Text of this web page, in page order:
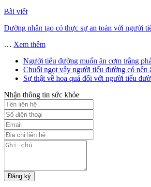
Bài viết
Đường nhân tạo có thực sự an toàn với người
… Xem thêm
Người tiểu đường muốn ăn cơm trắng
Chuối ngọt vậy người tiểu đường có nên
Sự thật về hoa quả đối với người tiểu
Nhận thông tin sức khỏe